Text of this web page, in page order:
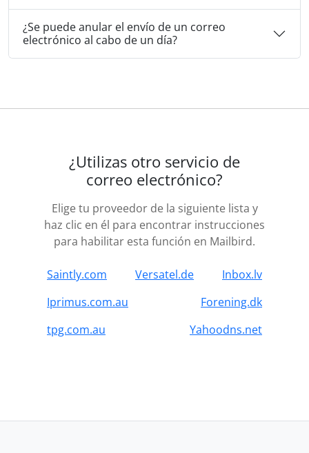
¿Se puede anular el envío de un correo
electrónico al cabo de un día?
¿Utilizas otro servicio de
correo electrónico?
Elige tu proveedor de la siguiente lista y
haz clic en él para encontrar instrucciones
para habilitar esta función en Mailbird.
Saintly.com Versatel.de
Inbox.lv
Iprimus.com.au
Forening.dk
tpg.com.au
Yahoodns.net